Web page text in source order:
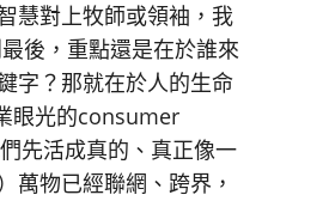
慧對上牧師或領袖，我
後，重點還是在於誰來
字？那就在於人的生命
眼光的consumer
先活成真的、真正像一
萬物已經聯網、跨界，